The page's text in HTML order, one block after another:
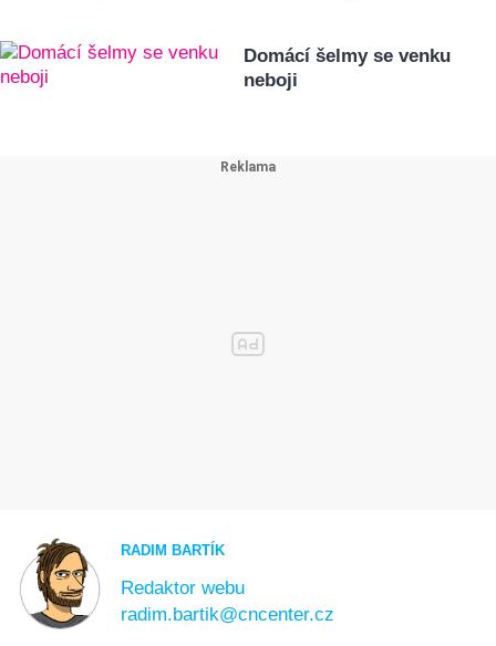
Domácí šelmy se venku
neboji
RADIM BARTÍK
Redaktor webu
radim.bartik@cncenter.cz